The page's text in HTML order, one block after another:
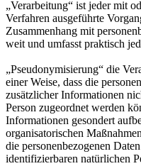
„Verarbeitung“ ist jeder mit
Verfahren ausgeführte
Zusammenhang mit
weit und umfasst praktisch
„Pseudonymisierung“ die
einer Weise, dass die
zusätzlicher Informationen
Person zugeordnet werden
Informationen gesondert
organisatorischen
die personenbezogenen
identifizierbaren natürlichen